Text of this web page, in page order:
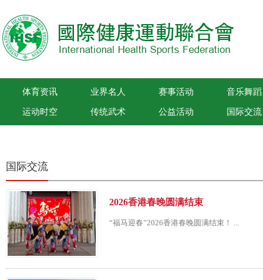
体育资讯 业界名人 赛事活动 音乐舞蹈
运动时空 传统武术 公益活动 国际交流
国际交流
2026香港春晚圆满结束
“福马迎春”2026香港春晚圆满结束！ ...